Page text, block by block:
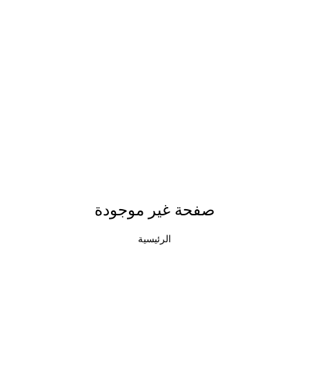
صفحة غير موجودة
الرئيسية